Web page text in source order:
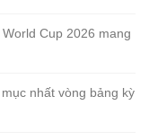
Cup 2026 mang
nhất vòng bảng kỳ